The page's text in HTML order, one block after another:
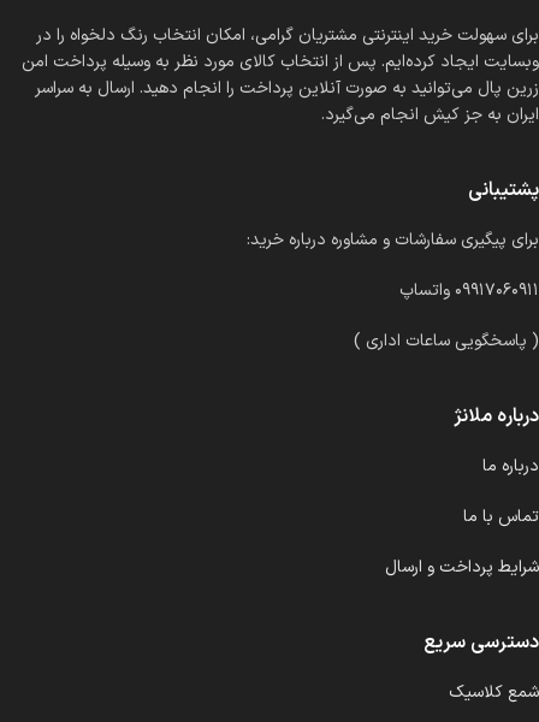
برای سهولت خرید اینترنتی مشتریان گرامی، امکان انتخاب رنگ دلخواه را در
وبسایت ایجاد کرده‌ایم. پس از انتخاب کالای مورد نظر به وسیله پرداخت امن
زرین پال می‌توانید به صورت آنلاین پرداخت را انجام دهید. ارسال به سراسر
ایران به جز کیش انجام می‌گیرد.
پشتیبانی
برای پیگیری سفارشات و مشاوره درباره خرید:
۰۹۹۱۷۰۶۰۹۱۱ واتساپ
( پاسخگویی ساعات اداری )
درباره ملانژ
درباره ما
تماس با ما
شرایط پرداخت و ارسال
دسترسی سریع
شمع کلاسیک